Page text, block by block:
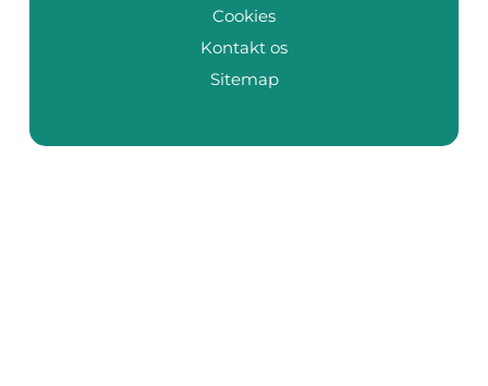
Cookies
Kontakt os
Sitemap